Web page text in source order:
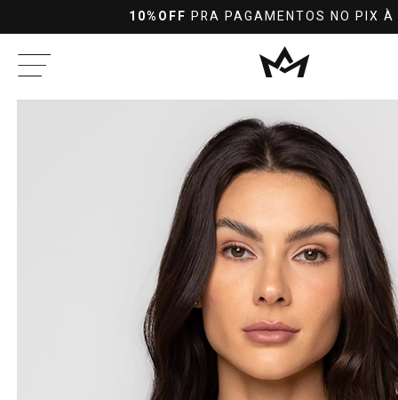
10%OFF PRA PAGAMENTOS NO PIX